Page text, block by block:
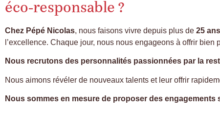
éco-responsable ?
Chez Pépé Nicolas, nous faisons vivre depuis plus de 25 ans
l’excellence. Chaque jour, nous nous engageons à offrir bien
Nous recrutons des personnalités passionnées par la
Nous aimons révéler de nouveaux talents et leur offrir
Nous sommes en mesure de proposer des